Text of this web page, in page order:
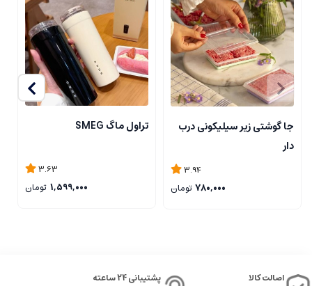
جا گوشتی زیر سیلیکونی درب
دار
3.94
780,000 تومان
تراول ماگ SMEG
3.63
1,599,000 تومان
اصالت کالا
پشتیبانی 24 ساعته